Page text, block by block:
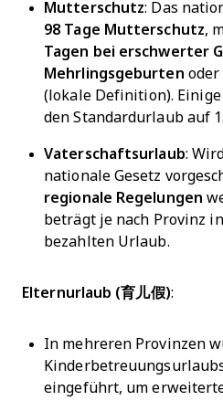
Mutterschutz: Das
98 Tage Mutterschutz,
Tagen bei erschwerter
Mehrlingsgeburten oder
(lokale Definition).
den Standardurlaub auf
Vaterschaftsurlaub:
nationale Gesetz
regionale Regelungen
beträgt je nach Provinz in
bezahlten Urlaub.
Elternurlaub (育儿假):
In mehreren Provinzen
eingeführt, um